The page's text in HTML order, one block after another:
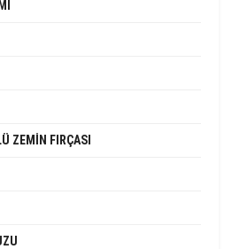
ZEMIN FIRÇASI